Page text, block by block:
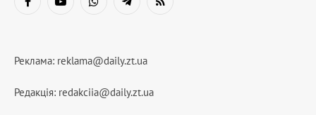
FacebookYouTubeWhatsAppTelegramRSS
Реклама: reklama@daily.zt.ua
Редакція: redakciia@daily.zt.ua